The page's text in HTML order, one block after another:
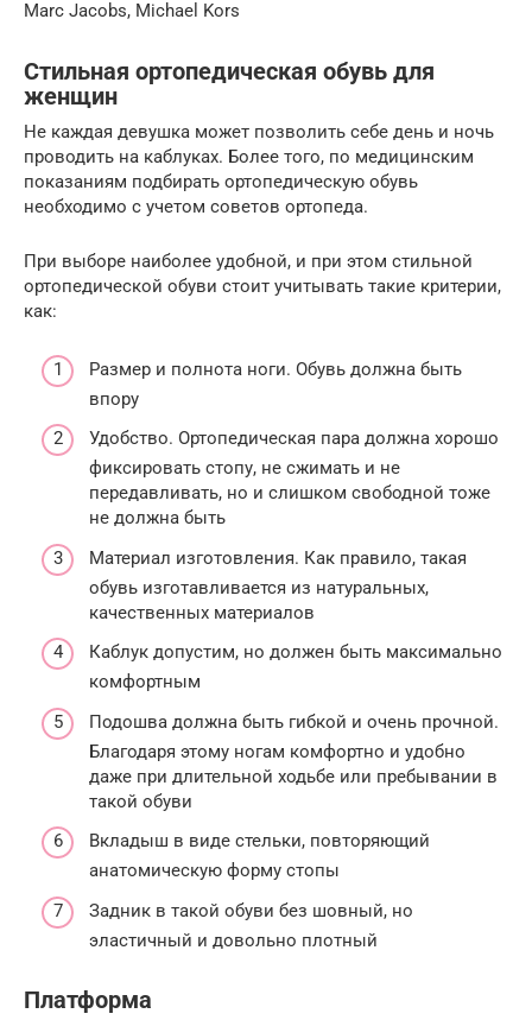
Marc Jacobs, Michael Kors
Стильная ортопедическая обувь для
женщин
Не каждая девушка может позволить себе день и ночь
проводить на каблуках. Более того, по медицинским
показаниям подбирать ортопедическую обувь
необходимо с учетом советов ортопеда.
При выборе наиболее удобной, и при этом стильной
ортопедической обуви стоит учитывать такие критерии,
как:
Размер и полнота ноги. Обувь должна быть
впору
Удобство. Ортопедическая пара должна хорошо
фиксировать стопу, не сжимать и не
передавливать, но и слишком свободной тоже
не должна быть
Материал изготовления. Как правило, такая
обувь изготавливается из натуральных,
качественных материалов
Каблук допустим, но должен быть максимально
комфортным
Подошва должна быть гибкой и очень прочной.
Благодаря этому ногам комфортно и удобно
даже при длительной ходьбе или пребывании в
такой обуви
Вкладыш в виде стельки, повторяющий
анатомическую форму стопы
Задник в такой обуви без шовный, но
эластичный и довольно плотный
Платформа